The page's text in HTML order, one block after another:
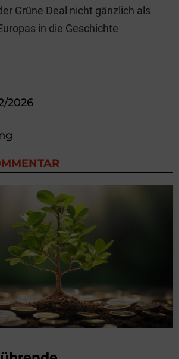
Grüne Deal nicht gänzlich als
in die Geschichte
2026